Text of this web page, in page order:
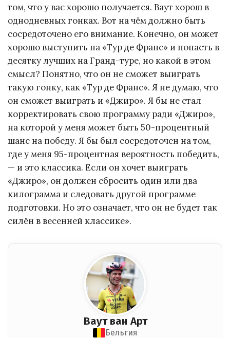
том, что у вас хорошо получается. Ваут хорош в
однодневных гонках. Вот на чём должно быть
сосредоточено его внимание. Конечно, он может
хорошо выступить на «Тур де Франс» и попасть в
десятку лучших на Гранд-туре, но какой в ​​этом
смысл? Понятно, что он не сможет выиграть
такую ​​гонку, как «Тур де Франс». Я не думаю, что
он сможет выиграть и «Джиро». Я бы не стал
корректировать свою программу ради «Джиро»,
на которой у меня может быть 50-процентный
шанс на победу. Я бы был сосредоточен на том,
где у меня 95-процентная вероятность победить,
— и это классика. Если он хочет выиграть
«Джиро», он должен сбросить один или два
килограмма и следовать другой программе
подготовки. Но это означает, что он не будет так
силён в весенней классике».
Ваут ван Арт
Бельгия